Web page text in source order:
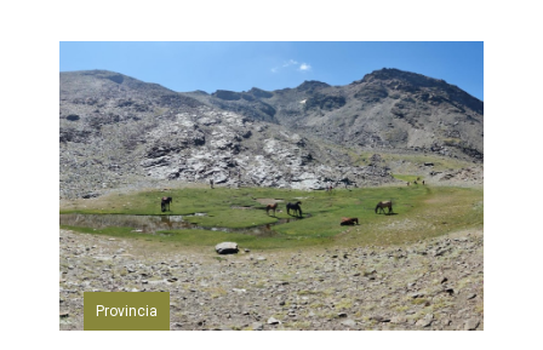
Provincia